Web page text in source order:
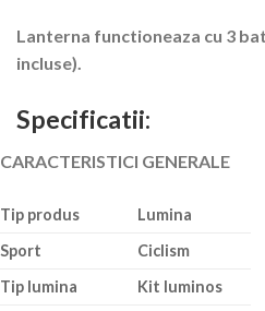
Lanterna functioneaza cu 3
incluse).
Specificatii:
CARACTERISTICI GENERALE
Tip produs
Lumina
Sport
Ciclism
Tip lumina
Kit luminos